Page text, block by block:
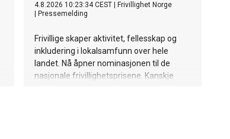
4.8.2026 10:23:34 CEST
Frivillighet Norge
Pressemelding
Frivillige skaper aktivitet, fellesskap og
inkludering i lokalsamfunn over hele
landet. Nå åpner nominasjonen til de
nasjonale frivillighetsprisene. Kanskje